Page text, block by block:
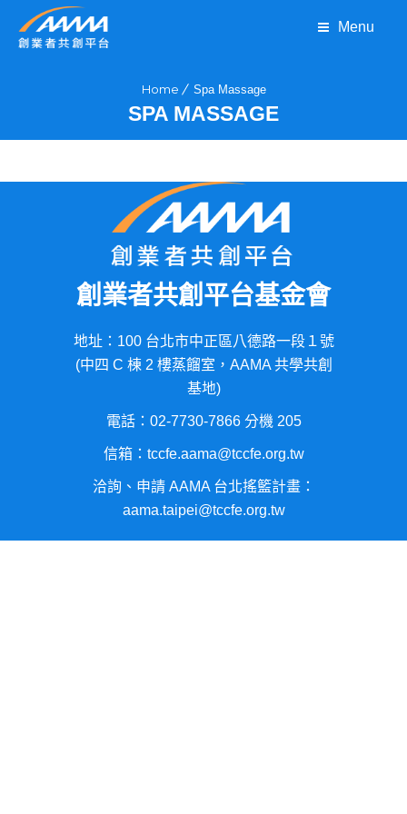
Menu
Home Spa Massage
SPA MASSAGE
創業者共創平台基金會
地址：100 台北市中正區八德路一段１號
(中四 C 棟 2 樓蒸餾室，AAMA 共學共創
基地)
電話：02-7730-7866 分機 205
信箱：tccfe.aama@tccfe.org.tw
洽詢、申請 AAMA 台北搖籃計畫：
aama.taipei@tccfe.org.tw